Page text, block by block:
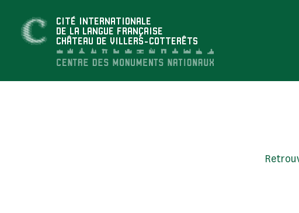
CITÉ INTERNATIONALE
DE LA LANGUE FRANÇAISE
CHÂTEAU DE VILLERS-COTTERÊTS